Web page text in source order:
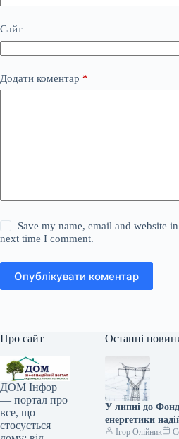
Сайт
Додати коментар *
Save my name, email and website
next time I comment.
Опублікувати коментар
Про сайт
ДОМ Інфор
— портал про
все, що
стосується
Останні
У липні до
енергетики
мільйонів євро
Ігор Олійник